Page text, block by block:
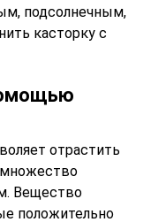
подсолнечным,
касторку с
отрастить
Вещество
положительно